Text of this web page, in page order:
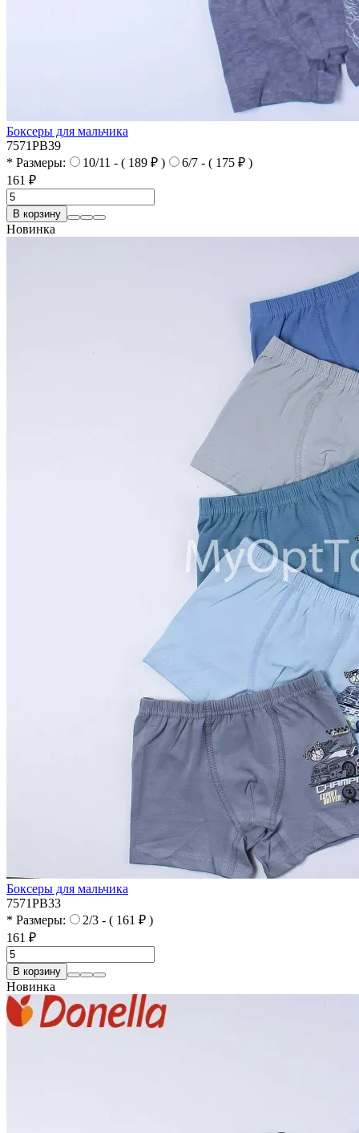
Боксеры для мальчика
7571PB39
* Размеры:
10/11 - ( 189 ₽ )
6/7 - ( 175 ₽ )
161 ₽
В корзину
Новинка
Боксеры для мальчика
7571PB33
* Размеры:
2/3 - ( 161 ₽ )
161 ₽
В корзину
Новинка